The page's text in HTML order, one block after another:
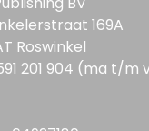
169A
Roswinkel
201 904 (ma t/m